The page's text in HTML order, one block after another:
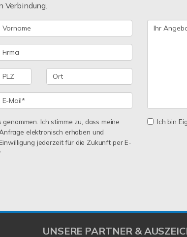
Verbindung.
genommen. Ich stimme zu, dass meine
elektronisch erhoben und
jederzeit für die Zukunft per E-
Ich bin
UNSERE PARTNER &